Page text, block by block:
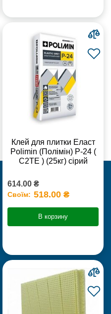
Клей для плитки Еласт
Polimin (Полімін) Р-24 (
С2ТЕ ) (25кг) сірий
614.00 ₴
Своїм: 518.00 ₴
В корзину